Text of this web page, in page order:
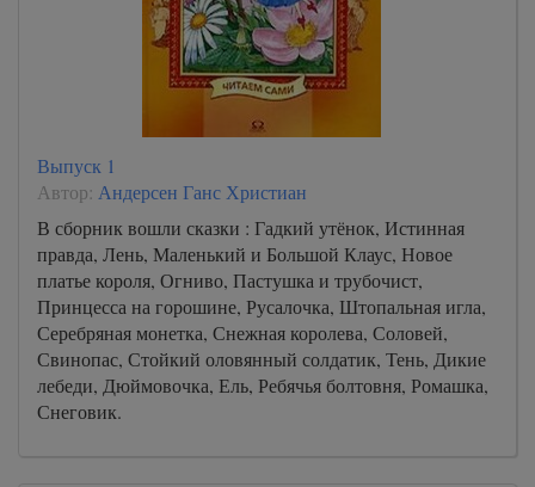
Выпуск 1
Автор: Андерсен Ганс Христиан
В сборник вошли сказки : Гадкий утёнок, Истинная
правда, Лень, Маленький и Большой Клаус, Новое
платье короля, Огниво, Пастушка и трубочист,
Принцесса на горошине, Русалочка, Штопальная игла,
Серебряная монетка, Снежная королева, Соловей,
Свинопас, Стойкий оловянный солдатик, Тень, Дикие
лебеди, Дюймовочка, Ель, Ребячья болтовня, Ромашка,
Снеговик.